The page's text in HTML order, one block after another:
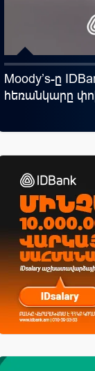
Moody’s-ը
հեռանկարը